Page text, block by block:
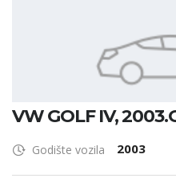
VW GOLF IV,
Godište vozila 2003